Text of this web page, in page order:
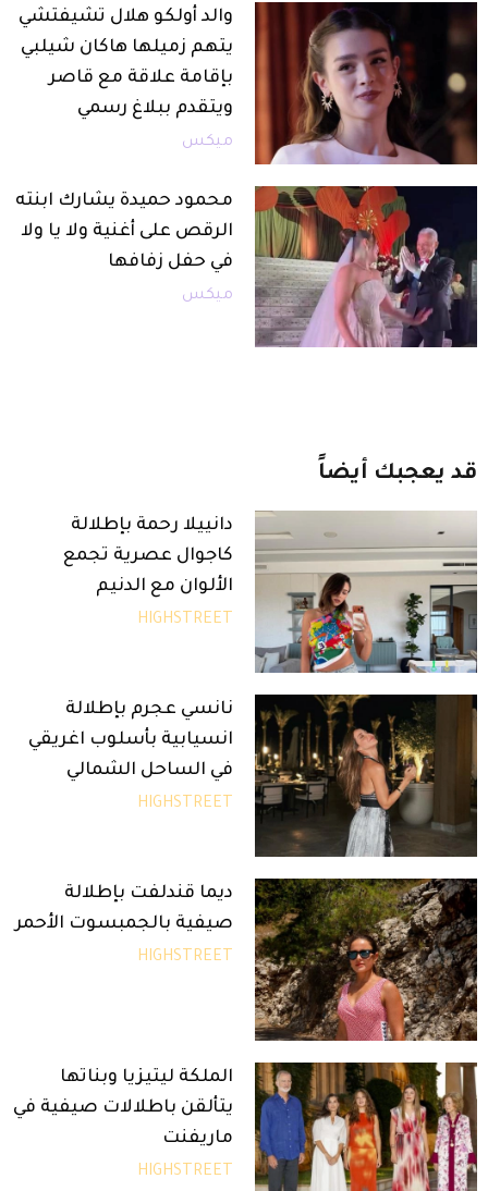
والد أولكو هلال تشيفتشي
يتهم زميلها هاكان شيلبي
بإقامة علاقة مع قاصر
ويتقدم ببلاغ رسمي
ميكس
محمود حميدة يشارك ابنته
الرقص على أغنية ولا يا ولا
في حفل زفافها
ميكس
قد يعجبك أيضاً
دانييلا رحمة بإطلالة
كاجوال عصرية تجمع
الألوان مع الدنيم
HIGHSTREET
نانسي عجرم بإطلالة
انسيابية بأسلوب اغريقي
في الساحل الشمالي
HIGHSTREET
ديما قندلفت بإطلالة
صيفية بالجمبسوت الأحمر
HIGHSTREET
الملكة ليتيزيا وبناتها
يتألقن باطلالات صيفية في
ماريفنت
HIGHSTREET